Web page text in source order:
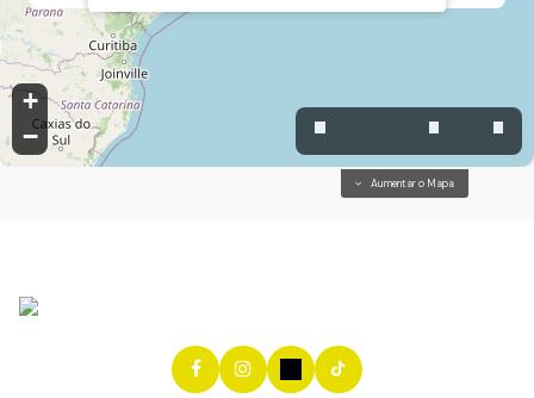
+
−
Aumentar o Mapa